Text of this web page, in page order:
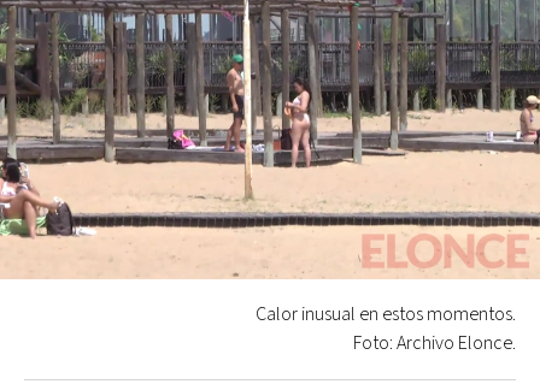
Calor inusual en estos momentos.
Foto: Archivo Elonce.